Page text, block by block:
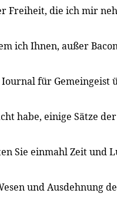
Freiheit, die ich mir
ich Ihnen, außer
Iournal für Gemeingeist
habe, einige Sätze
Sie einmahl Zeit und
und Ausdehnung